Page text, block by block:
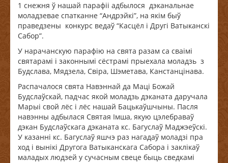
1 снежня ў нашай парафіі адбылося дэканальнае
моладзевае спатканне “Андрэйкі”, на якім быў
праведзены конкурс ведаў “Касцёл і Другі Ватыканскі
Сабор”.
У нарачанскую парафію на свята разам са сваімі
святарамі і законнымі сёстрамі прыехала моладзь з
Будслава, Мядзела, Свіра, Шэметава, Канстанцінава.
Распачалося свята Навэннай да Маці Божай
Будслаўскай, падчас якой моладзь дэканата даручала
Марыі свой лёс і лёс нашай Бацькаўшчыны. Пасля
навэнны адбылася Святая Імша, якую цэлебраваў
дэкан Будслаўскага дэканата кс. Багуслаў Маджэеўскі.
У казанні кс. Багуслаў яшчэ раз нагадаў моладзі пра
ход і вынікі Другога Ватыканскага Сабора і заклікаў
маладых людзей у сучасным свеце быць сведкамі